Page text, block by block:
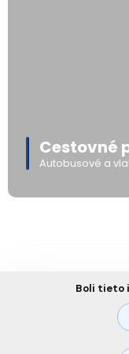
Cestovné
Autobusové a
Boli tieto